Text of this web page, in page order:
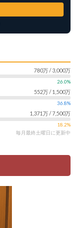
780万 / 3,000万
26.0%
552万 / 1,500万
36.8%
1,371万 / 7,500万
18.2%
毎月最終土曜日に更新中